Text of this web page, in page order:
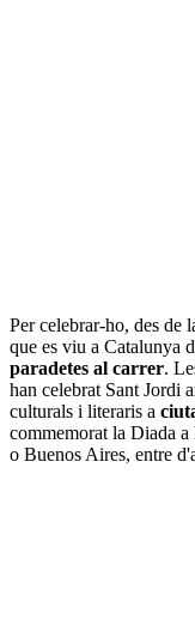
Per celebrar-ho, des de
que es viu a Catalunya
paradetes al carrer.
han celebrat Sant Jordi
culturals i literaris a
commemorat la Diada
o Buenos Aires, entre